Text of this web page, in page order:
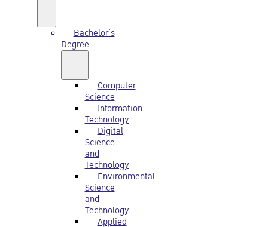
Bachelor’s
Degree
Computer
Science
Information
Technology
Digital
Science
and
Technology
Environmental
Science
and
Technology
Applied